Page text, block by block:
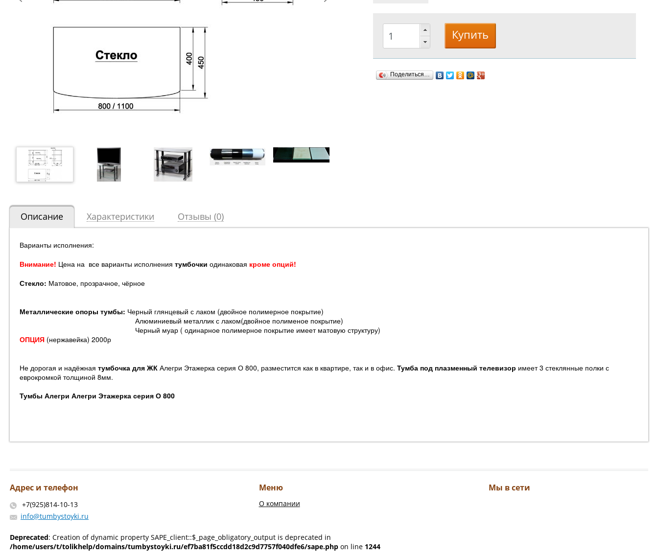
Поделиться…
Описание Характеристики Отзывы (0)
Варианты исполнения:
Внимание! Цена на все варианты исполнения тумбочки одинаковая кроме опций!
Стекло: Матовое, прозрачное, чёрное
Металлические опоры тумбы: Черный глянцевый с лаком (двойное полимерное покрытие)
Алюминиевый металлик с лаком(двойное полименое покрытие)
Черный муар ( одинарное полимерное покрытие имеет матовую структуру)
ОПЦИЯ (нержавейка) 2000р
Не дорогая и надёжная тумбочка для ЖК Алегри Этажерка серия О 800, разместится как в квартире, так и в офис. Тумба под плазменный телевизор имеет 3 стеклянные полки с
еврокромкой толщиной 8мм.
Тумбы Алегри Алегри Этажерка серия О 800
Адрес и телефон
+7(925)814-10-13
info@tumbystoyki.ru
Мы в сети
Меню
О компании
Deprecated: Creation of dynamic property SAPE_client::$_page_obligatory_output is deprecated in
/home/users/t/tolikhelp/domains/tumbystoyki.ru/ef7ba81f5ccdd18d2c9d7757f040dfe6/sape.php on line 1244